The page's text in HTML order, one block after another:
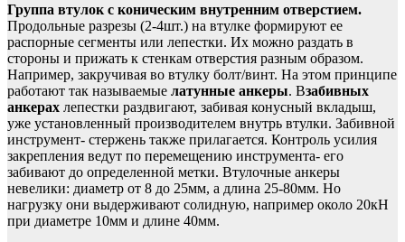
Группа втулок с коническим внутренним отверстием.
Продольные разрезы (2-4шт.) на втулке формируют ее
распорные сегменты или лепестки. Их можно раздать в
стороны и прижать к стенкам отверстия разным образом.
Например, закручивая во втулку болт/винт. На этом принципе
работают так называемые латунные анкеры. Взабивных
анкерах лепестки раздвигают, забивая конусный вкладыш,
уже установленный производителем внутрь втулки. Забивной
инструмент- стержень также прилагается. Контроль усилия
закрепления ведут по перемещению инструмента- его
забивают до определенной метки. Втулочные анкеры
невелики: диаметр от 8 до 25мм, а длина 25-80мм. Но
нагрузку они выдерживают солидную, например около 20кН
при диаметре 10мм и длине 40мм.